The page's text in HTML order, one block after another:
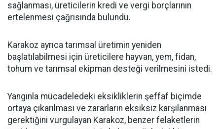
sağlanması, üreticilerin kredi ve vergi borçlarının
ertelenmesi çağrısında bulundu.
Karakoz ayrıca tarımsal üretimin yeniden
başlatılabilmesi için üreticilere hayvan, yem, fidan,
tohum ve tarımsal ekipman desteği verilmesini istedi.
Yangınla mücadeledeki eksikliklerin şeffaf biçimde
ortaya çıkarılması ve zararların eksiksiz karşılanması
gerektiğini vurgulayan Karakoz, benzer felaketlerin